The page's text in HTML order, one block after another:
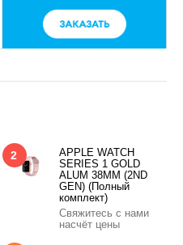
2
APPLE WATCH
SERIES 1 GOLD
ALUM 38MM (2ND
GEN) (Полный
комплект)
Свяжитесь с нами
насчёт цены